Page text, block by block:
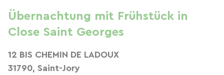
Übernachtung mit Frühstück in
Close Saint Georges
12 BIS CHEMIN DE LADOUX
31790, Saint-Jory